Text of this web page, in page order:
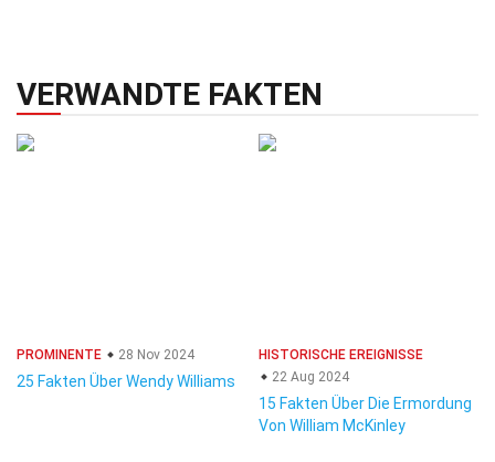
VERWANDTE FAKTEN
PROMINENTE 28 Nov 2024
25 Fakten Über Wendy Williams
HISTORISCHE EREIGNISSE
22 Aug 2024
15 Fakten Über Die Ermordung
Von William McKinley